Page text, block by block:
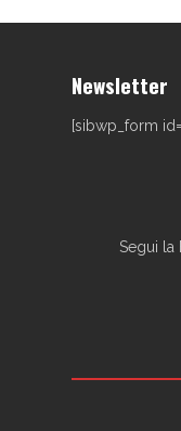
Newsletter
[sibwp_form
Segui la